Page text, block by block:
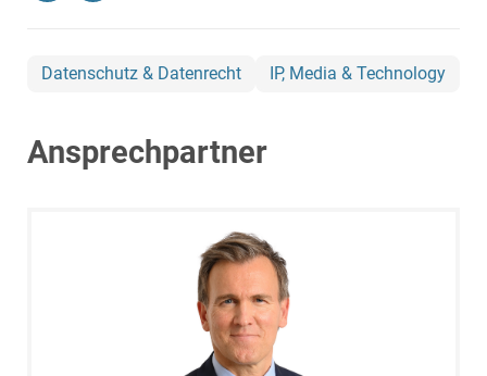
Datenschutz & Datenrecht IP, Media & Technology
Ansprechpartner